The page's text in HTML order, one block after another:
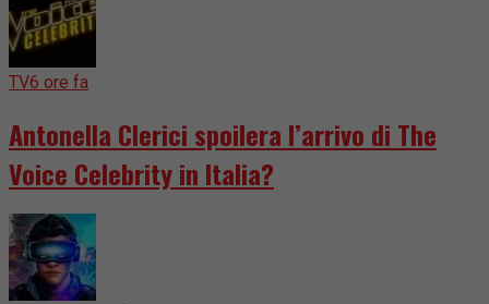
TV6 ore fa
Antonella Clerici spoilera l’arrivo di The
Voice Celebrity in Italia?